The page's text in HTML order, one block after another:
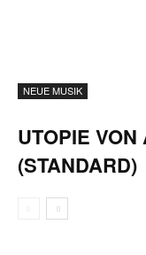
NEUE MUSIK
UTOPIE
(STANDARD)